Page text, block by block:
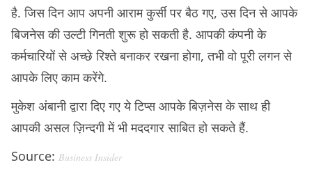
है. जिस दिन आप अपनी आराम कुर्सी पर बैठ गए, उस दिन से आपके
बिजनेस की उल्टी गिनती शुरू हो सकती है. आपकी कंपनी के
कर्मचारियों से अच्छे रिश्ते बनाकर रखना होगा, तभी वो पूरी लगन से
आपके लिए काम करेंगे.
मुकेश अंबानी द्वारा दिए गए ये टिप्स आपके बिज़नेस के साथ ही
आपकी असल ज़िन्दगी में भी मददगार साबित हो सकते हैं.
Source: Business Insider